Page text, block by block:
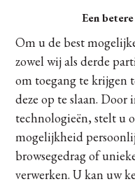
Een
Om u de best
zowel wij als derde
om toegang te krijgen
deze op te slaan. Door
technologieën, stelt u
mogelijkheid
browsegedrag of
verwerken. U kan uw
Te koop